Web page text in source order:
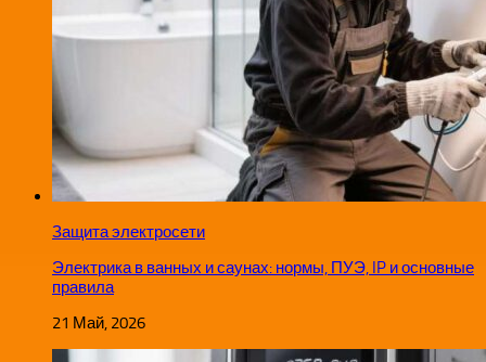
Защита электросети
Электрика в ванных и саунах: нормы, ПУЭ, IP и основные
правила
21 Май, 2026